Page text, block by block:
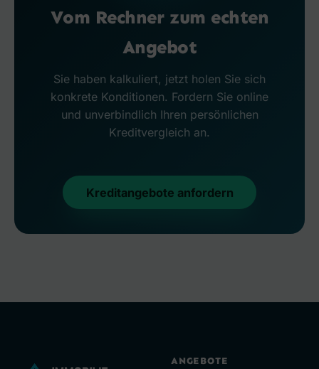
Vom Rechner zum echten
Angebot
Sie haben kalkuliert, jetzt holen Sie sich
konkrete Konditionen. Fordern Sie online
und unverbindlich Ihren persönlichen
Kreditvergleich an.
Kreditangebote anfordern
ANGEBOTE